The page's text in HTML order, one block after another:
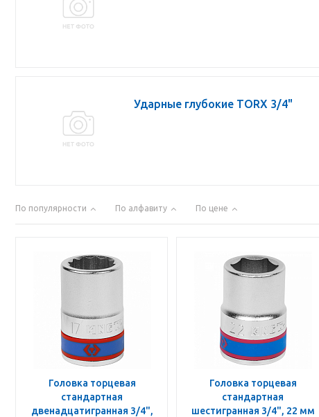
Ударные глубокие TORX 3/4"
По популярности По алфавиту По цене
Головка торцевая
стандартная
двенадцатигранная 3/4",
Головка торцевая
стандартная
шестигранная 3/4", 22 мм